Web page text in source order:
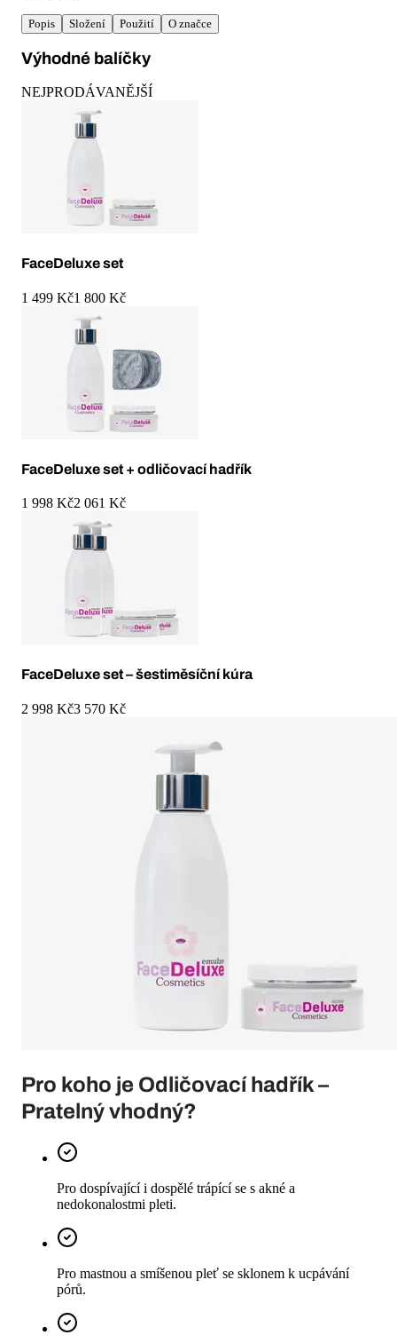
Popis Složení Použití O značce
Výhodné balíčky
NEJPRODÁVANĚJŠÍ
FaceDeluxe set
1 499 Kč1 800 Kč
FaceDeluxe set + odličovací hadřík
1 998 Kč2 061 Kč
FaceDeluxe set – šestiměsíční kúra
2 998 Kč3 570 Kč
Pro koho je Odličovací hadřík –
Pratelnývhodný?
Pro dospívající i dospělé trápící se s akné a
nedokonalostmi pleti.
Pro mastnou a smíšenou pleť se sklonem k ucpávání
pórů.